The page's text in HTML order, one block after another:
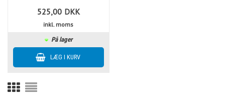
525,00 DKK
inkl. moms
På lager